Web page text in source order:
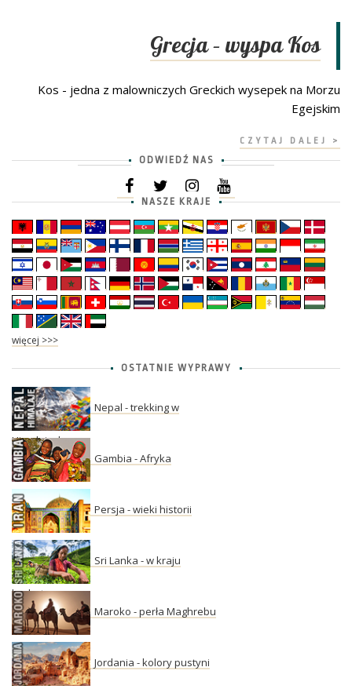
Grecja – wyspa Kos
Kos - jedna z malowniczych Greckich wysepek na Morzu
Egejskim
CZYTAJ DALEJ >
ODWIEDŹ NAS
NASZE KRAJE
więcej >>>
OSTATNIE WYPRAWY
Nepal - trekking w
Himalajach
Gambia - Afryka
Persja - wieki historii
Sri Lanka - w kraju
herbaty
Maroko - perła Maghrebu
Jordania - kolory pustyni